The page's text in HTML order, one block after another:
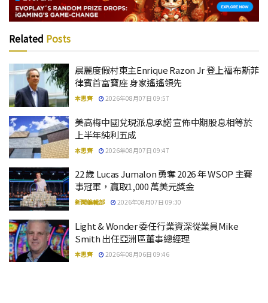
Related Posts
晨麗度假村東主Enrique Razon Jr 登上福布斯菲
律賓首富寶座 身家遙遙領先
本思齊 2026年08月07日 09:57
美高梅中國兌現派息承諾 宣佈中期股息相等於
上半年純利五成
本思齊 2026年08月07日 09:47
22 歲 Lucas Jumalon 勇奪 2026 年 WSOP 主賽
事冠軍，贏取1,000 萬美元獎金
新聞編輯部 2026年08月07日 09:30
Light & Wonder 委任行業資深從業員Mike
Smith 出任亞洲區董事總經理
本思齊 2026年08月06日 09:46